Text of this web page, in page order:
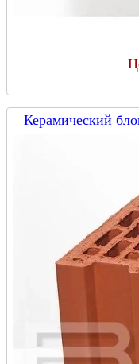
Керамический